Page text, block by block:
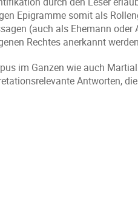
Epigramme somit als
(auch als Ehemann oder
Rechtes anerkannt
im Ganzen wie auch
Antworten,